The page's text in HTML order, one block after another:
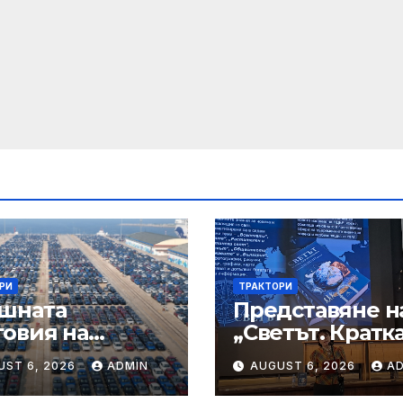
на
променя
си –
6, 2026 ADMIN
ТРАКТОРИ
Представяне
„Светът.
AUGUST 6, 2026